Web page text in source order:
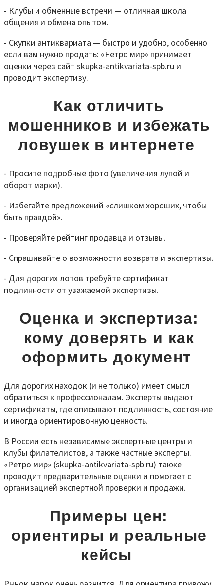
- Клубы и обменные встречи — отличная школа
общения и обмена опытом.
- Скупки антиквариата — быстро и удобно, особенно
если вам нужно продать: «Ретро мир» принимает
оценки через сайт skupka-antikvariata-spb.ru и
проводит экспертизу.
Как отличить
мошенников и избежать
ловушек в интернете
- Просите подробные фото (увеличения лупой и
оборот марки).
- Избегайте предложений «слишком хороших, чтобы
быть правдой».
- Проверяйте рейтинг продавца и отзывы.
- Спрашивайте о возможности возврата и экспертизы.
- Для дорогих лотов требуйте сертификат
подлинности от уважаемой экспертизы.
Оценка и экспертиза:
кому доверять и как
оформить документ
Для дорогих находок (и не только) имеет смысл
обратиться к профессионалам. Эксперты выдают
сертификаты, где описывают подлинность, состояние
и иногда ориентировочную ценность.
В России есть независимые экспертные центры и
клубы филателистов, а также частные эксперты.
«Ретро мир» (skupka-antikvariata-spb.ru) также
проводит предварительные оценки и помогает с
организацией экспертной проверки и продажи.
Примеры цен:
ориентиры и реальные
кейсы